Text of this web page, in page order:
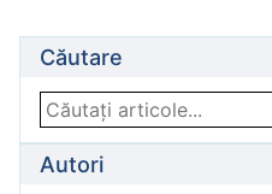
Căutare
Autori